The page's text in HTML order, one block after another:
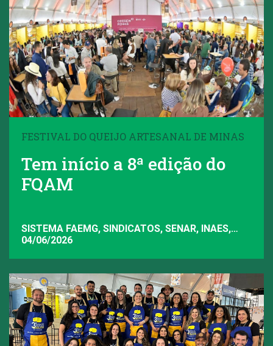
FESTIVAL DO QUEIJO ARTESANAL DE MINAS
Tem início a 8ª edição do
FQAM
SISTEMA FAEMG, SINDICATOS, SENAR, INAES,
FAEMG
04/06/2026